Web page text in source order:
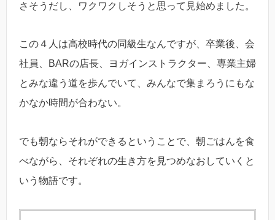
さそうだし、ワクワクしそうと思って見始めました。
この４人は高校時代の同級生なんですが、卒業後、会
社員、BARの店長、ヨガインストラクター、専業主婦
とみな違う道を歩んでいて、みんなで集まろうにもな
かなか時間が合わない。
でも朝ならそれができるということで、朝ごはんを食
べながら、それぞれの生き方を見つめなおしていくと
いう物語です。